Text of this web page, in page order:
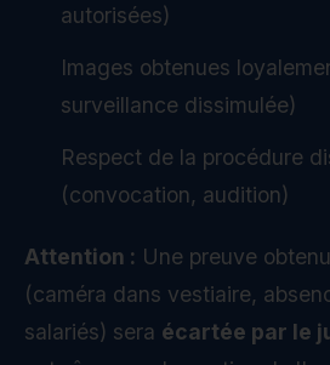
autorisées)
Images obtenues
surveillance dissimulée)
Respect de la procédure
(convocation, audition)
Attention : Une preuve
(caméra dans vestiaire,
salariés) sera écartée par le